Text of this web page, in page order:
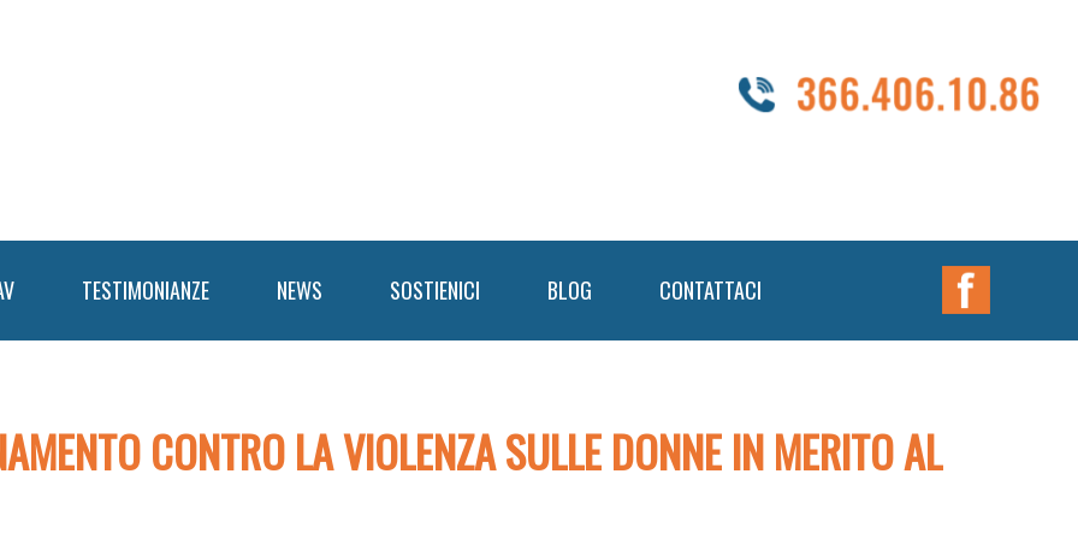
TESTIMONIANZE NEWS SOSTIENICI BLOG CONTATTACI
Nav
Widget
Area
CONTRO LA VIOLENZA SULLE DONNE IN MERITO AL